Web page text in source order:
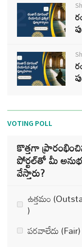
VOTING POLL
కొత్తగా
పోర్టల్‌తో మీ
వేస్తారు?
ఉత్తమం
)
పరవాలేదు (Fair)